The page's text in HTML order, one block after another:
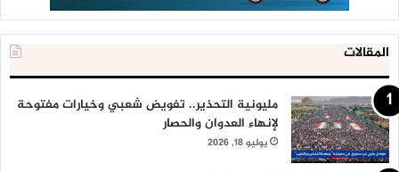
المقالات
مليونية التحذير.. تفويض شعبي وخيارات مفتوحة
لإنهاء العدوان والحصار
يوليو 18, 2026